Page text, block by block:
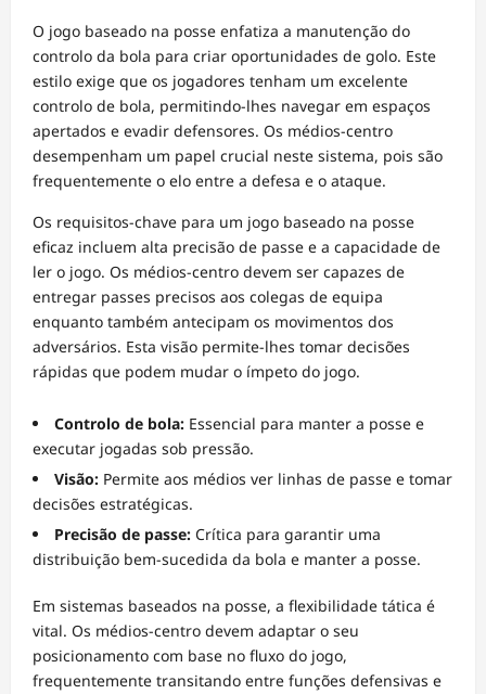
O jogo baseado na posse enfatiza a manutenção do
controlo da bola para criar oportunidades de golo. Este
estilo exige que os jogadores tenham um excelente
controlo de bola, permitindo-lhes navegar em espaços
apertados e evadir defensores. Os médios-centro
desempenham um papel crucial neste sistema, pois são
frequentemente o elo entre a defesa e o ataque.
Os requisitos-chave para um jogo baseado na posse
eficaz incluem alta precisão de passe e a capacidade de
ler o jogo. Os médios-centro devem ser capazes de
entregar passes precisos aos colegas de equipa
enquanto também antecipam os movimentos dos
adversários. Esta visão permite-lhes tomar decisões
rápidas que podem mudar o ímpeto do jogo.
Controlo de bola: Essencial para manter a posse e
executar jogadas sob pressão.
Visão: Permite aos médios ver linhas de passe e tomar
decisões estratégicas.
Precisão de passe: Crítica para garantir uma
distribuição bem-sucedida da bola e manter a posse.
Em sistemas baseados na posse, a flexibilidade tática é
vital. Os médios-centro devem adaptar o seu
posicionamento com base no fluxo do jogo,
frequentemente transitando entre funções defensivas e